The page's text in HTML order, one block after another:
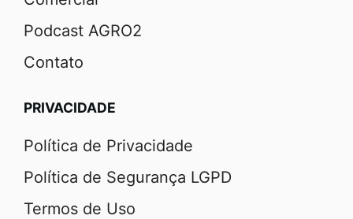
Podcast AGRO2
Contato
PRIVACIDADE
Política de Privacidade
Política de Segurança LGPD
Termos de Uso